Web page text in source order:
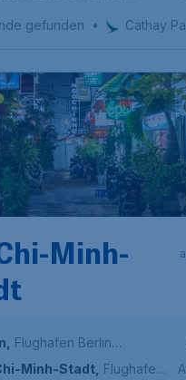
gefunden • Cathay
Minh-
Flughafen Berlin
Minh-Stadt Flughafen